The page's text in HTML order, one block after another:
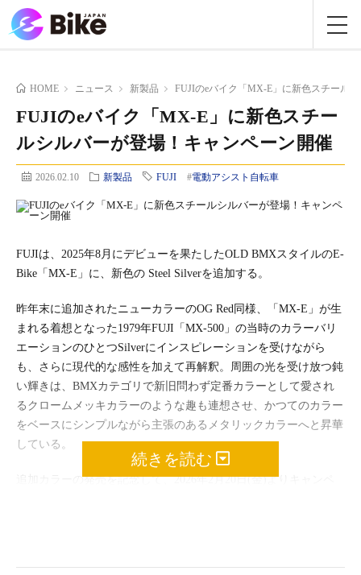
HOME ニュース 新製品 FUJIのeバイク「MX-E」に新色スチール
FUJIのeバイク「MX-E」に新色スチー
ルシルバーが登場！キャンペーン開催
2026.02.10 新製品 FUJI #電動アシスト自転車
FUJIは、2025年8月にデビューを果たしたOLD BMXスタイルのE-
Bike「MX-E」に、新色の Steel Silverを追加する。
昨年末に追加されたニューカラーのOG Red同様、「MX-E」が生
まれる着想となった1979年FUJI「MX-500」の当時のカラーバリ
エーションのひとつSilverにインスピレーションを受けながら
も、さらに現代的な感性を加えて再解釈。周囲の光を受け放つ鈍
い輝きは、BMXカテゴリで新旧問わず定番カラーとして愛され
るクロームメッキカラーのような趣も連想させ、かつてのカラー
をベースにシンプルながら主張のあるメタリックカラーへと昇華
している。
追加カラーの発売を記念して、2026年2月20日(金)よりキャンペ
続きを読む